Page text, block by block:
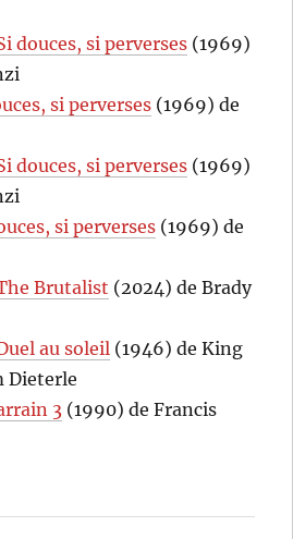
douces, si perverses (1969)
si perverses (1969) de
douces, si perverses (1969)
si perverses (1969) de
Brutalist (2024) de Brady
au soleil (1946) de King
Dieterle
3 (1990) de Francis